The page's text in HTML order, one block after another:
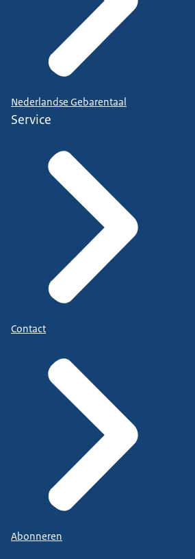
Nederlandse Gebarentaal
Service
Contact
Abonneren